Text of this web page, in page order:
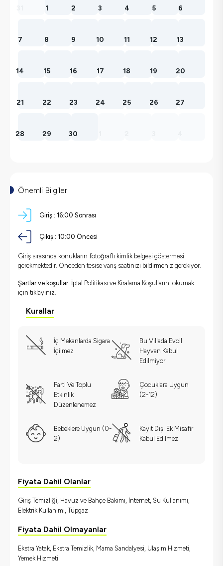
1 2 3 4 5 6
7 8 9 10 11 12 13
14 15 16 17 18 19 20
21 22 23 24 25 26 27
28 29 30
Önemli Bilgiler
Giriş : 16:00 Sonrası
Çıkış : 10:00 Öncesi
Giriş sırasında konukların fotoğraflı kimlik belgesi göstermesi
gerekmektedir. Önceden tesise varış saatinizi bildirmeniz gerekiyor.
Şartlar ve koşullar: İptal Politikası ve Kiralama Koşullarını okumak
için tıklayınız.
Kurallar
İç Mekanlarda Sigara
İçilmez
Bu Villada Evcil
Hayvan Kabul
Edilmiyor
Parti Ve Toplu
Etkinlik
Düzenlenemez
Çocuklara Uygun
(2-12)
Bebeklere Uygun (0-
2)
Kayıt Dışı Ek Misafir
Kabul Edilmez
Fiyata Dahil Olanlar
Giriş Temizliği, Havuz ve Bahçe Bakımı, İnternet, Su Kullanımı,
Elektrik Kullanımı, Tüpgaz
Fiyata Dahil Olmayanlar
Ekstra Yatak, Ekstra Temizlik, Mama Sandalyesi, Ulaşım Hizmeti,
Yemek Hizmeti